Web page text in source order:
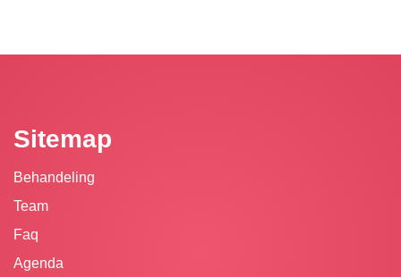
Sitemap
Behandeling
Team
Faq
Agenda